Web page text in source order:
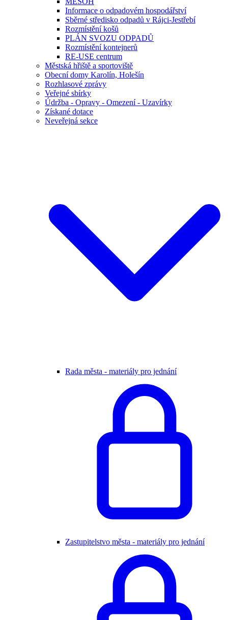
Informace o odpadovém hospodářství
Sběrné středisko odpadů v Rájci-Jestřebí
Rozmístění košů
PLÁN SVOZU ODPADŮ
Rozmístění kontejnerů
RE-USE centrum
Městská hřiště a sportoviště
Obecní domy Karolín, Holešín
Rozhlasové zprávy
Veřejné sbírky
Údržba - Opravy - Omezení - Uzavírky
Získané dotace
Neveřejná sekce
Rada města - materiály pro jednání
Zastupitelstvo města - materiály pro jednání